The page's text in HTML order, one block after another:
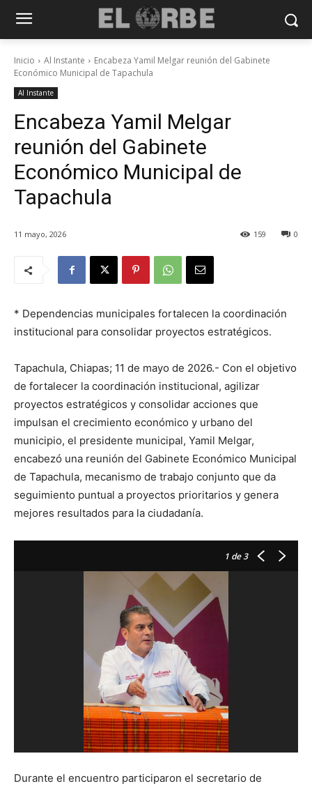
Inicio Al Instante
Encabeza Yamil Melgar reunión del Gabinete
Económico Municipal de Tapachula
Al Instante
Encabeza Yamil Melgar
reunión del Gabinete
Económico Municipal de
Tapachula
11 mayo, 2026 0
159
* Dependencias municipales fortalecen la coordinación
institucional para consolidar proyectos estratégicos.
Tapachula, Chiapas; 11 de mayo de 2026.- Con el objetivo
de fortalecer la coordinación institucional, agilizar
proyectos estratégicos y consolidar acciones que
impulsan el crecimiento económico y urbano del
municipio, el presidente municipal, Yamil Melgar,
encabezó una reunión del Gabinete Económico Municipal
de Tapachula, mecanismo de trabajo conjunto que da
seguimiento puntual a proyectos prioritarios y genera
mejores resultados para la ciudadanía.
1 de 3
Durante el encuentro participaron el secretario de